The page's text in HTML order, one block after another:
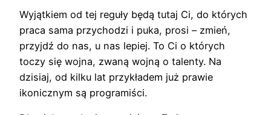
Wyjątkiem od tej reguły będą tutaj Ci, do których
praca sama przychodzi i puka, prosi – zmień,
przyjdź do nas, u nas lepiej. To Ci o których
toczy się wojna, zwaną wojną o talenty. Na
dzisiaj, od kilku lat przykładem już prawie
ikonicznym są programiści.